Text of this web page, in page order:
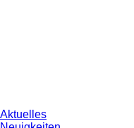
Aktuelles